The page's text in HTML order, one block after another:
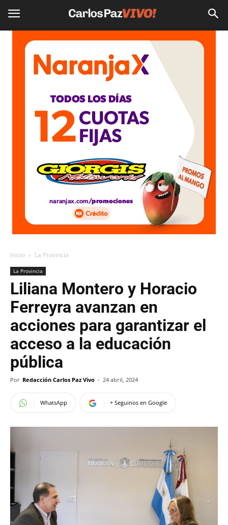
Inicio La Provincia
La Provincia
Liliana Montero y Horacio
Ferreyra avanzan en
acciones para garantizar el
acceso a la educación
pública
Por Redacción Carlos Paz Vivo - 24 abril, 2024
WhatsApp + Seguinos en Google